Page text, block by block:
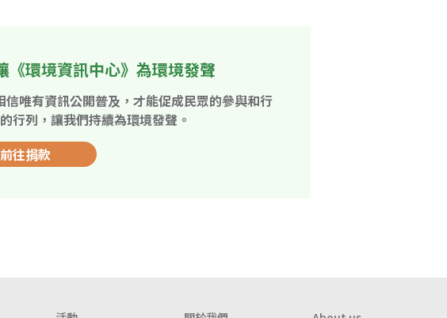
環境資訊中心》為環境發聲
信唯有資訊公開普及，才能促成民眾的參與和行
行列，讓我們持續為環境發聲。
前往捐款